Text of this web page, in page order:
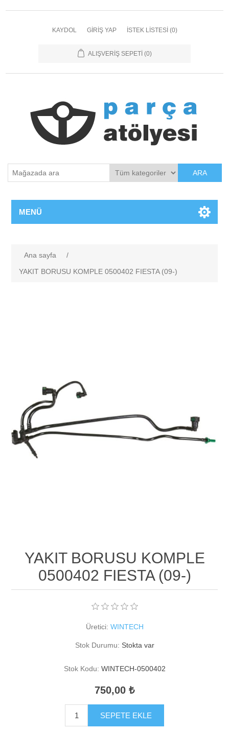
KAYDOL GIRIŞ YAP İSTEK LISTESI (0)
ALIŞVERIŞ SEPETI (0)
ARA
MENÜ
Ana sayfa
/
YAKIT BORUSU KOMPLE 0500402 FIESTA (09-)
YAKIT BORUSU KOMPLE
0500402 FIESTA (09-)
Üretici: WINTECH
Stok Durumu: Stokta var
Stok Kodu: WINTECH-0500402
750,00 ₺
SEPETE EKLE